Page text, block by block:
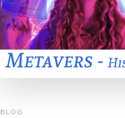
BLOG